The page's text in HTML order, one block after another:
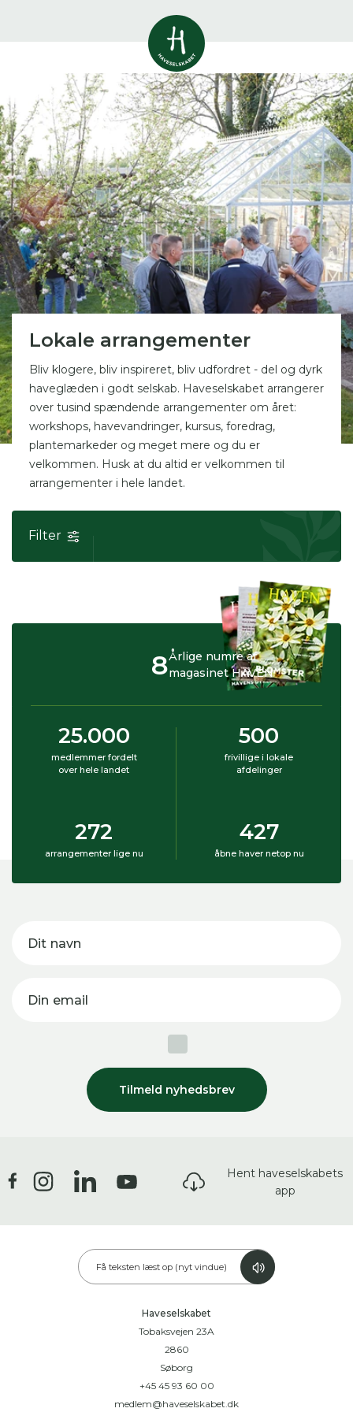
Havestof
0 resultater
Arrangementer
0resultater
Shop
0resultater
Åbne haver
0resultater
Du skal indtaste minimum 3
tegn for at se resultater
Her kan du søge i hele vores katalog af
artikler, arrangementer, produkter og åbne
haver.
Lokale arrangementer
Bliv klogere, bliv inspireret, bliv udfordret - del og dyrk
haveglæden i godt selskab. Haveselskabet arrangerer
over tusind spændende arrangementer om året:
workshops, havevandringer, kursus, foredrag,
plantemarkeder og meget mere og du er
velkommen. Husk at du altid er velkommen til
arrangementer i hele landet.
Filter
Årlige numre af
magasinet HAVEN
8
25.000
medlemmer fordelt
over hele landet
500
frivillige i lokale
afdelinger
272
arrangementer lige nu
427
åbne haver netop nu
Dit navn
Din email
Tilmeld nyhedsbrev
Hent haveselskabets
app
Få teksten læst op (nyt vindue)
Haveselskabet
Tobaksvejen 23A
2860
Søborg
+45 45 93 60 00
medlem@haveselskabet.dk